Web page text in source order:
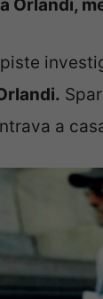
Orlandi,
a